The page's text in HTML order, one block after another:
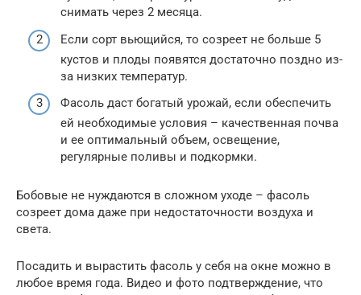
снимать через 2 месяца.
Если сорт вьющийся, то созреет не больше 5
кустов и плоды появятся достаточно поздно из-
за низких температур.
Фасоль даст богатый урожай, если обеспечить
ей необходимые условия – качественная почва
и ее оптимальный объем, освещение,
регулярные поливы и подкормки.
Бобовые не нуждаются в сложном уходе – фасоль
созреет дома даже при недостаточности воздуха и
света.
Посадить и вырастить фасоль у себя на окне можно в
любое время года. Видео и фото подтверждение, что